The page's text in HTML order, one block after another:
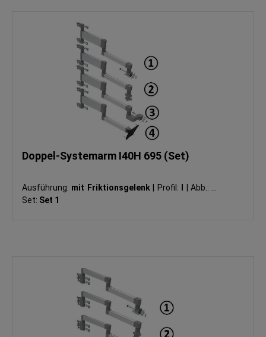
Doppel-Systemarm I40H 695 (Set)
Ausführung: mit Friktionsgelenk Profil: Abb.:
Set: Set 1